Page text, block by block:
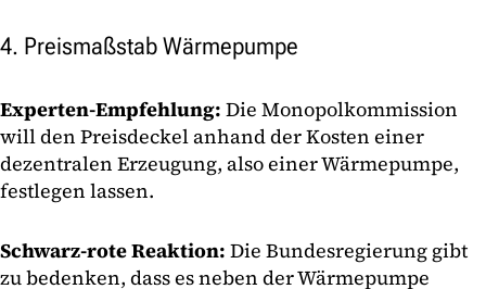
4. Preismaßstab Wärmepumpe
Experten-Empfehlung: Die Monopolkommission
will den Preisdeckel anhand der Kosten einer
dezentralen Erzeugung, also einer Wärmepumpe,
festlegen lassen.
Schwarz-rote Reaktion: Die Bundesregierung gibt
zu bedenken, dass es neben der Wärmepumpe